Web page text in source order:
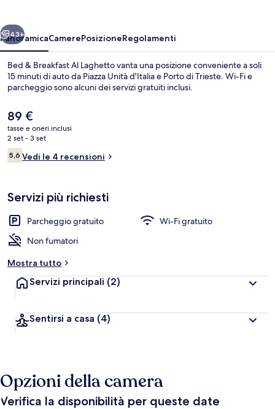
Avanti
43+
PanoramicaCamerePosizioneRegolamenti
Bed & Breakfast Al Laghetto vanta una posizione conveniente a soli
15 minuti di auto da Piazza Unità d'Italia e Porto di Trieste. Wi-Fi e
parcheggio sono alcuni dei servizi gratuiti inclusi.
Il
prezzo
attuale
è
89 €
89 €
tasse e oneri inclusi
2 set - 3 set
Recensioni
5,65,6 su 10
Vedi le 4 recensioni
Servizi più richiesti
Parcheggio gratuito
Wi-Fi gratuito
Non fumatori
Mostra tutto
Servizi principali (2)
Sentirsi a casa (4)
Opzioni della camera
Verifica la disponibilità per queste date